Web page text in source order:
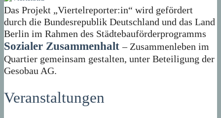
Das Projekt „Viertelreporter:in“ wird gefördert
durch die Bundesrepublik Deutschland und das Land
Berlin im Rahmen des Städtebauförderprogramms
Sozialer Zusammenhalt – Zusammenleben im
Quartier gemeinsam gestalten, unter Beteiligung der
Gesobau AG.
Veranstaltungen